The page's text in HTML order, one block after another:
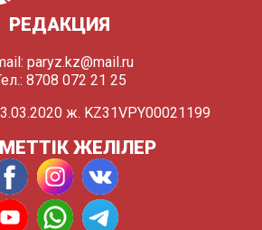
РЕДАКЦИЯ
paryz.kz@mail.ru
8708 072 21 25
ж. KZ31VPY00021199
ЖЕЛІЛЕР